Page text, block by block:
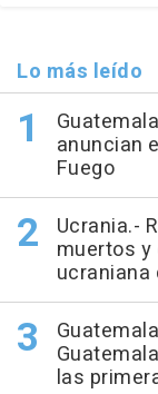
Lo más leído
anuncian
Fuego
Ucrania.-
muertos y
ucraniana
las